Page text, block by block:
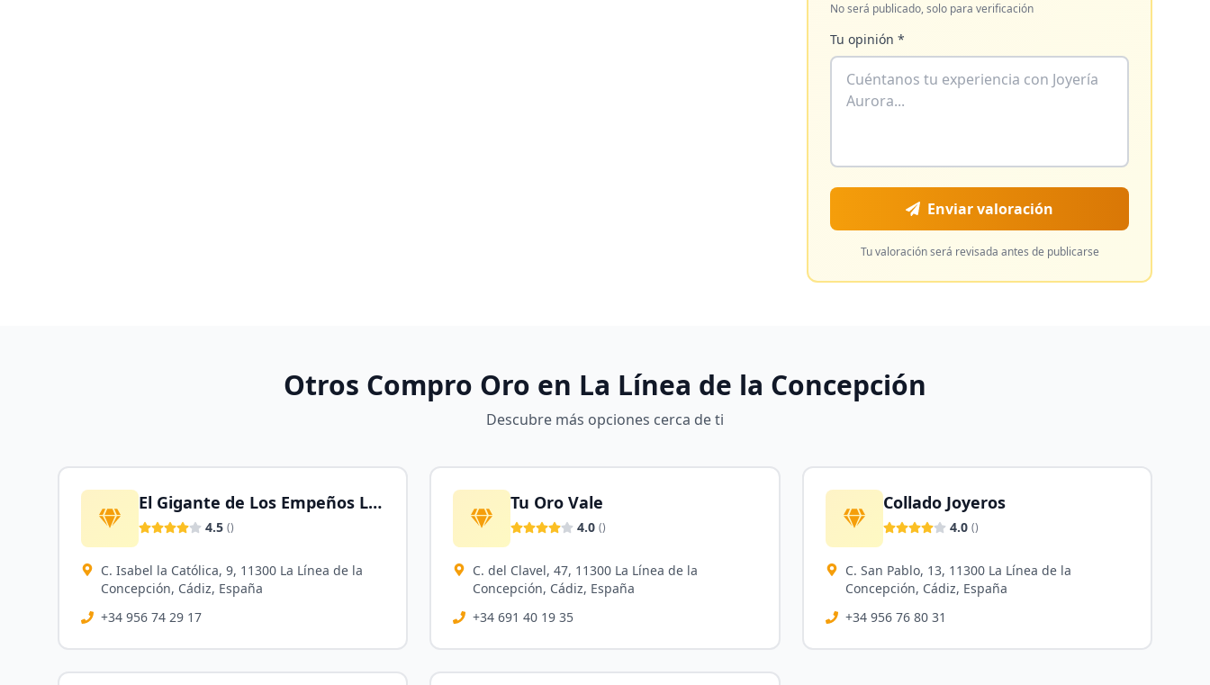
No será publicado, solo para verificación
Tu opinión *
Enviar valoración
Tu valoración será revisada antes de publicarse
Otros Compro Oro en La Línea de la Concepción
Descubre más opciones cerca de ti
El Gigante de Los Empeños La Línea de la Concepción
4.5 ()
C. Isabel la Católica, 9, 11300 La Línea de la
Concepción, Cádiz, España
+34 956 74 29 17
Tu Oro Vale
4.0 ()
C. del Clavel, 47, 11300 La Línea de la
Concepción, Cádiz, España
+34 691 40 19 35
Collado Joyeros
4.0 ()
C. San Pablo, 13, 11300 La Línea de la
Concepción, Cádiz, España
+34 956 76 80 31